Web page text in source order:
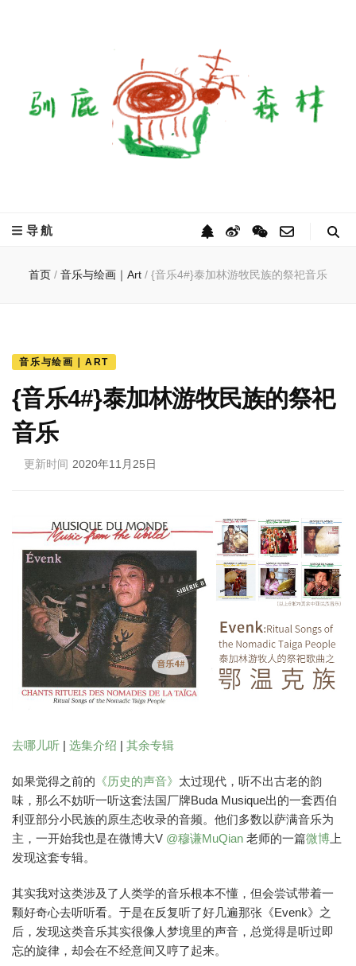
导航
首页 / 音乐与绘画｜Art / {音乐4#}泰加林游牧民族的祭祀音乐
音乐与绘画｜ART
{音乐4#}泰加林游牧民族的祭祀
音乐
更新时间 2020年11月25日
去哪儿听 | 选集介绍 | 其余专辑
如果觉得之前的 《历史的声音》 太过现代，听不出古老的韵
味，那么不妨听一听这套法国厂牌Buda Musique出的一套西伯
利亚部分小民族的原生态收录的音频。他们多数以萨满音乐为
主，一开始我也是在微博大V @穆谦MuQian 老师的一篇微博 上
发现这套专辑。
其实我对这类涉及了人类学的音乐根本不懂，但会尝试带着一
颗好奇心去听听看。于是在反复听了好几遍那张《Evenk》之
后，发现这类音乐其实很像人梦境里的声音，总觉得是听过即
忘的旋律，却会在不经意间又哼了起来。